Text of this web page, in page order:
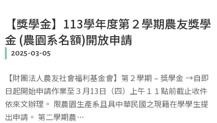
【獎學金】113學年度第２學期農友獎學
金 (農園系名額)開放申請
2025-03-05
【財團法人農友社會福利基金會】第２學期 – 獎學金 →自即
日起開始申請作業至３月13日（四）上午１１點前截止收件
依來文辦理。 限農園生產系且具中華民國之現籍在學學生提
出申請。 第二學期農…